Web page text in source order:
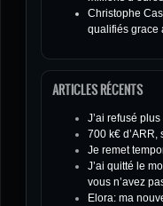
Christophe
qualifiés grace
ARTICLES RÉCENTS
J’ai refusé
700 k€ d’ARR,
Je remet
J’ai quitté le
vous n’avez
Elora: ma